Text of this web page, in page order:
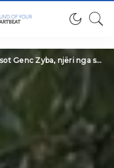
nga sportistët e dalluar të volejbollit në Suharekë